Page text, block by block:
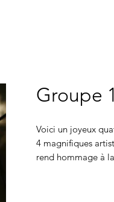
Groupe
Voici un joyeux
4 magnifiques
rend hommage à